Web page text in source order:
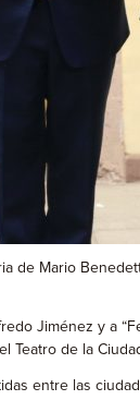
de Mario
Jiménez y a
de la
entre las